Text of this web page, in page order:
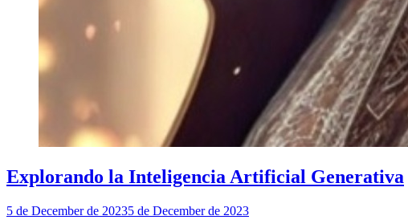
Explorando la Inteligencia Artificial Generativa
5 de December de 20235 de December de 2023